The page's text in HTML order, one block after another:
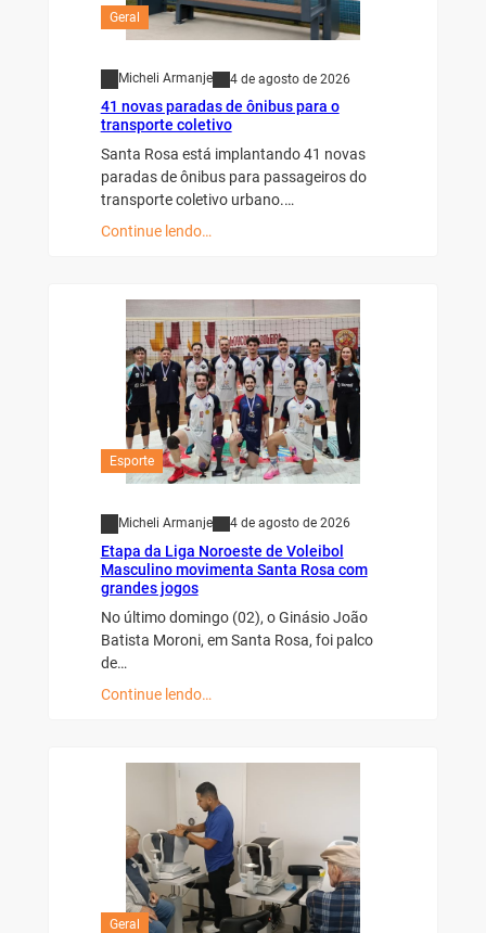
Geral
Micheli Armanje 4 de agosto de 2026
41 novas paradas de ônibus para o
transporte coletivo
Santa Rosa está implantando 41 novas
paradas de ônibus para passageiros do
transporte coletivo urbano.…
Continue lendo…
Esporte
Micheli Armanje 4 de agosto de 2026
Etapa da Liga Noroeste de Voleibol
Masculino movimenta Santa Rosa com
grandes jogos
No último domingo (02), o Ginásio João
Batista Moroni, em Santa Rosa, foi palco
de…
Continue lendo…
Geral